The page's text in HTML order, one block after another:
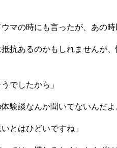
マの時にも言ったが、あの
抗あるのかもしれませんが
でしたから」
験談なんか聞いてないんだ
とはひどいですね」